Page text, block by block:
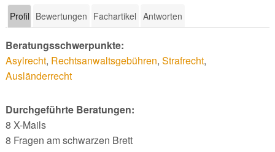
Profil Bewertungen Fachartikel Antworten
Beratungsschwerpunkte:
Asylrecht, Rechtsanwaltsgebühren, Strafrecht,
Ausländerrecht
Durchgeführte Beratungen:
8 X-Mails
8 Fragen am schwarzen Brett